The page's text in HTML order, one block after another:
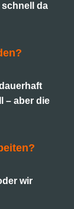
schnell da
– aber die
wir